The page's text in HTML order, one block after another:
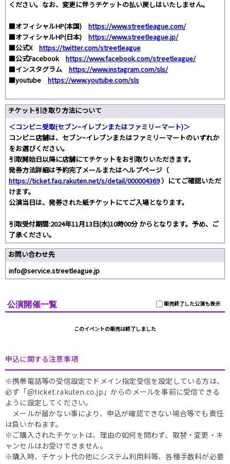
ください。なお、変更に伴うチケットの払い戻しはいたしません。
■オフィシャルHP(本国) https://www.streetleague.com/
■オフィシャルHP(⽇本) https://www.streetleague.jp/
■公式X https://twitter.com/streetleague
■公式Facebook https://www.facebook.com/streetleague/
■インスタグラム https://www.instagram.com/sls/
■youtube https://www.youtube.com/sls
チケット引き取り方法について
＜コンビニ受取(セブンｰイレブンまたはファミリーマート)＞
コンビニ店舗は、セブンｰイレブンまたはファミリーマートのいずれか
をお選びください。
引取開始日以降に店舗にてチケットをお引取りいただきます。
発券方法詳細は予約完了メールまたはヘルプページ（
https://ticket.faq.rakuten.net/s/detail/000004369）にてご確認いただ
けます。
公演当日は、発券された紙チケットにてご入場となります。
引取受付期間:2024年11月13日(水)10時00分 からとなります。予め、ご
了承ください。
お問い合わせ先
info@service.streetleague.jp
販売終了した公演も表示
公演開催一覧
このイベントの販売は終了しました
申込に関する注意事項
※携帯電話等の受信設定でドメイン指定受信を設定している方は、
必ず「@ticket.rakuten.co.jp」からのメールを事前に受信できる
ように設定してください。
メールが届かない事により、申込が確認できない場合等でも責任
は負いかねます。
※ご購入されたチケットは、理由の如何を問わず、取替・変更・キ
ャンセルはお受けできません。
※購入時、チケット代の他にシステム利用料等、各種手数料が必要